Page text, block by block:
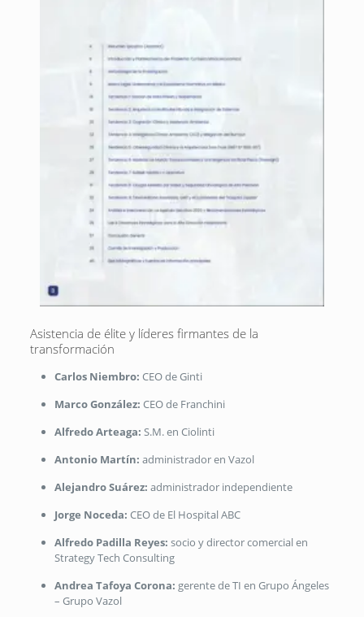
Asistencia de élite y líderes firmantes de la
transformación
Carlos Niembro: CEO de Ginti
Marco González: CEO de Franchini
Alfredo Arteaga: S.M. en Ciolinti
Antonio Martín: administrador en Vazol
Alejandro Suárez: administrador independiente
Jorge Noceda: CEO de El Hospital ABC
Alfredo Padilla Reyes: socio y director comercial en
Strategy Tech Consulting
Andrea Tafoya Corona: gerente de TI en Grupo Ángeles
– Grupo Vazol